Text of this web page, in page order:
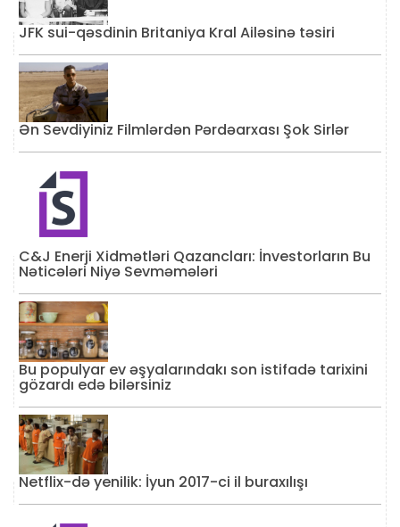
JFK sui-qəsdinin Britaniya Kral Ailəsinə təsiri
Ən Sevdiyiniz Filmlərdən Pərdəarxası Şok Sirlər
C&J Enerji Xidmətləri Qazancları: İnvestorların Bu
Nəticələri Niyə Sevməmələri
Bu populyar ev əşyalarındakı son istifadə tarixini
gözardı edə bilərsiniz
Netflix-də yenilik: İyun 2017-ci il buraxılışı